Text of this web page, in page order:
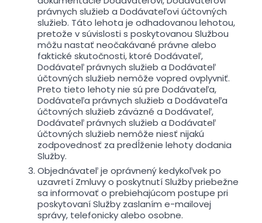
právnych služieb a Dodávateľovi účtovných
služieb. Táto lehota je odhadovanou lehotou,
pretože v súvislosti s poskytovanou Službou
môžu nastať neočakávané právne alebo
faktické skutočnosti, ktoré Dodávateľ,
Dodávateľ právnych služieb a Dodávateľ
účtovných služieb nemôže vopred ovplyvniť.
Preto tieto lehoty nie sú pre Dodávateľa,
Dodávateľa právnych služieb a Dodávateľa
účtovných služieb záväzné a Dodávateľ,
Dodávateľ právnych služieb a Dodávateľ
účtovných služieb nemôže niesť nijakú
zodpovednosť za predĺženie lehoty dodania
Služby.
Objednávateľ je oprávnený kedykoľvek po
uzavretí Zmluvy o poskytnutí Služby priebežne
sa informovať o prebiehajúcom postupe pri
poskytovaní Služby zaslaním e-mailovej
správy, telefonicky alebo osobne.